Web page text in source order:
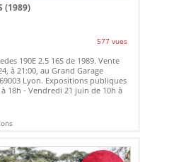
(1989)
577 vues
190E 2.5 16S de 1989. Vente
à 21:00, au Grand Garage
Lyon. Expositions publiques
18h - Vendredi 21 juin de 10h à